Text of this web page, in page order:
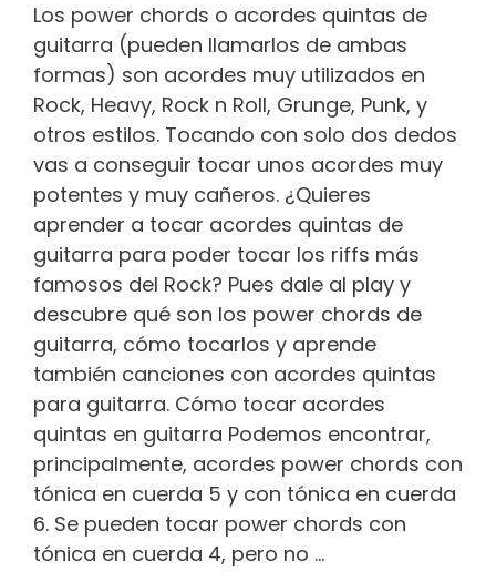
Los power chords o acordes quintas de
guitarra (pueden llamarlos de ambas
formas) son acordes muy utilizados en
Rock, Heavy, Rock n Roll, Grunge, Punk, y
otros estilos. Tocando con solo dos dedos
vas a conseguir tocar unos acordes muy
potentes y muy cañeros. ¿Quieres
aprender a tocar acordes quintas de
guitarra para poder tocar los riffs más
famosos del Rock? Pues dale al play y
descubre qué son los power chords de
guitarra, cómo tocarlos y aprende
también canciones con acordes quintas
para guitarra. Cómo tocar acordes
quintas en guitarra Podemos encontrar,
principalmente, acordes power chords con
tónica en cuerda 5 y con tónica en cuerda
6. Se pueden tocar power chords con
tónica en cuerda 4, pero no …